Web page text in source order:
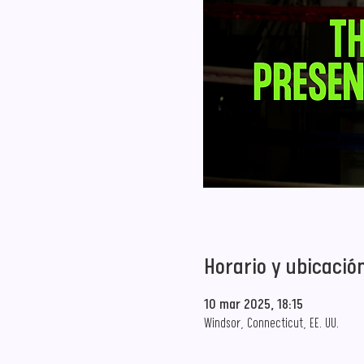
Horario y
10 mar 2025, 18:15
Windsor, Connecticut, EE. UU.